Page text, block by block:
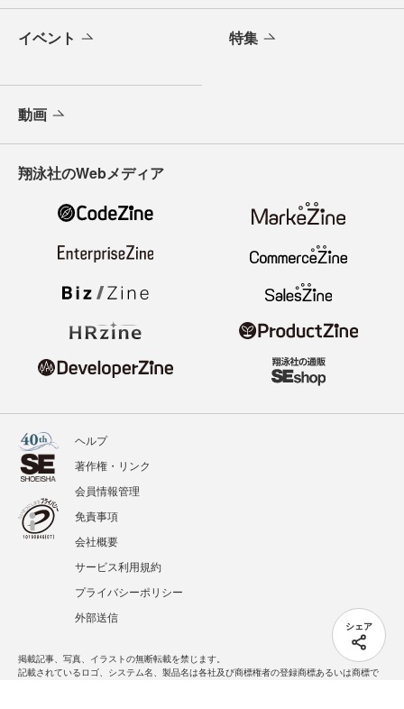
シェア
イベント 特集
動画
翔泳社のWebメディア
ヘルプ
著作権・リンク
会員情報管理
免責事項
会社概要
サービス利用規約
プライバシーポリシー
外部送信
掲載記事、写真、イラストの無断転載を禁じます。
記載されているロゴ、システム名、製品名は各社及び商標権者の登録商標あるいは商標で